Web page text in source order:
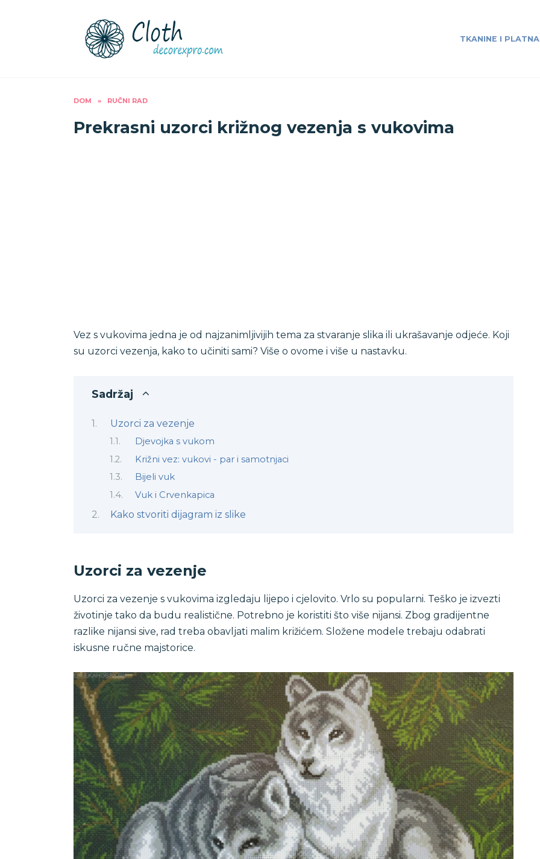
TKANINE I PLATNA
DOM » RUČNI RAD
Prekrasni uzorci križnog vezenja s vukovima
Vez s vukovima jedna je od najzanimljivijih tema za stvaranje slika ili ukrašavanje odjeće. Koji
su uzorci vezenja, kako to učiniti sami? Više o ovome i više u nastavku.
Sadržaj
Uzorci za vezenje
Djevojka s vukom
Križni vez: vukovi - par i samotnjaci
Bijeli vuk
Vuk i Crvenkapica
Kako stvoriti dijagram iz slike
Uzorci za vezenje
Uzorci za vezenje s vukovima izgledaju lijepo i cjelovito. Vrlo su popularni. Teško je izvezti
životinje tako da budu realistične. Potrebno je koristiti što više nijansi. Zbog gradijentne
razlike nijansi sive, rad treba obavljati malim križićem. Složene modele trebaju odabrati
iskusne ručne majstorice.